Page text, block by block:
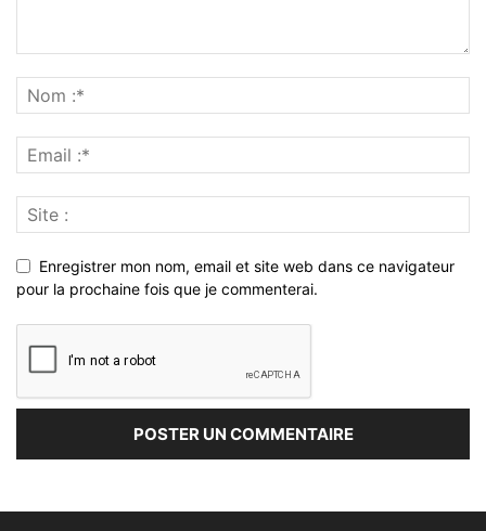
Enregistrer mon nom, email et site web dans ce navigateur
pour la prochaine fois que je commenterai.